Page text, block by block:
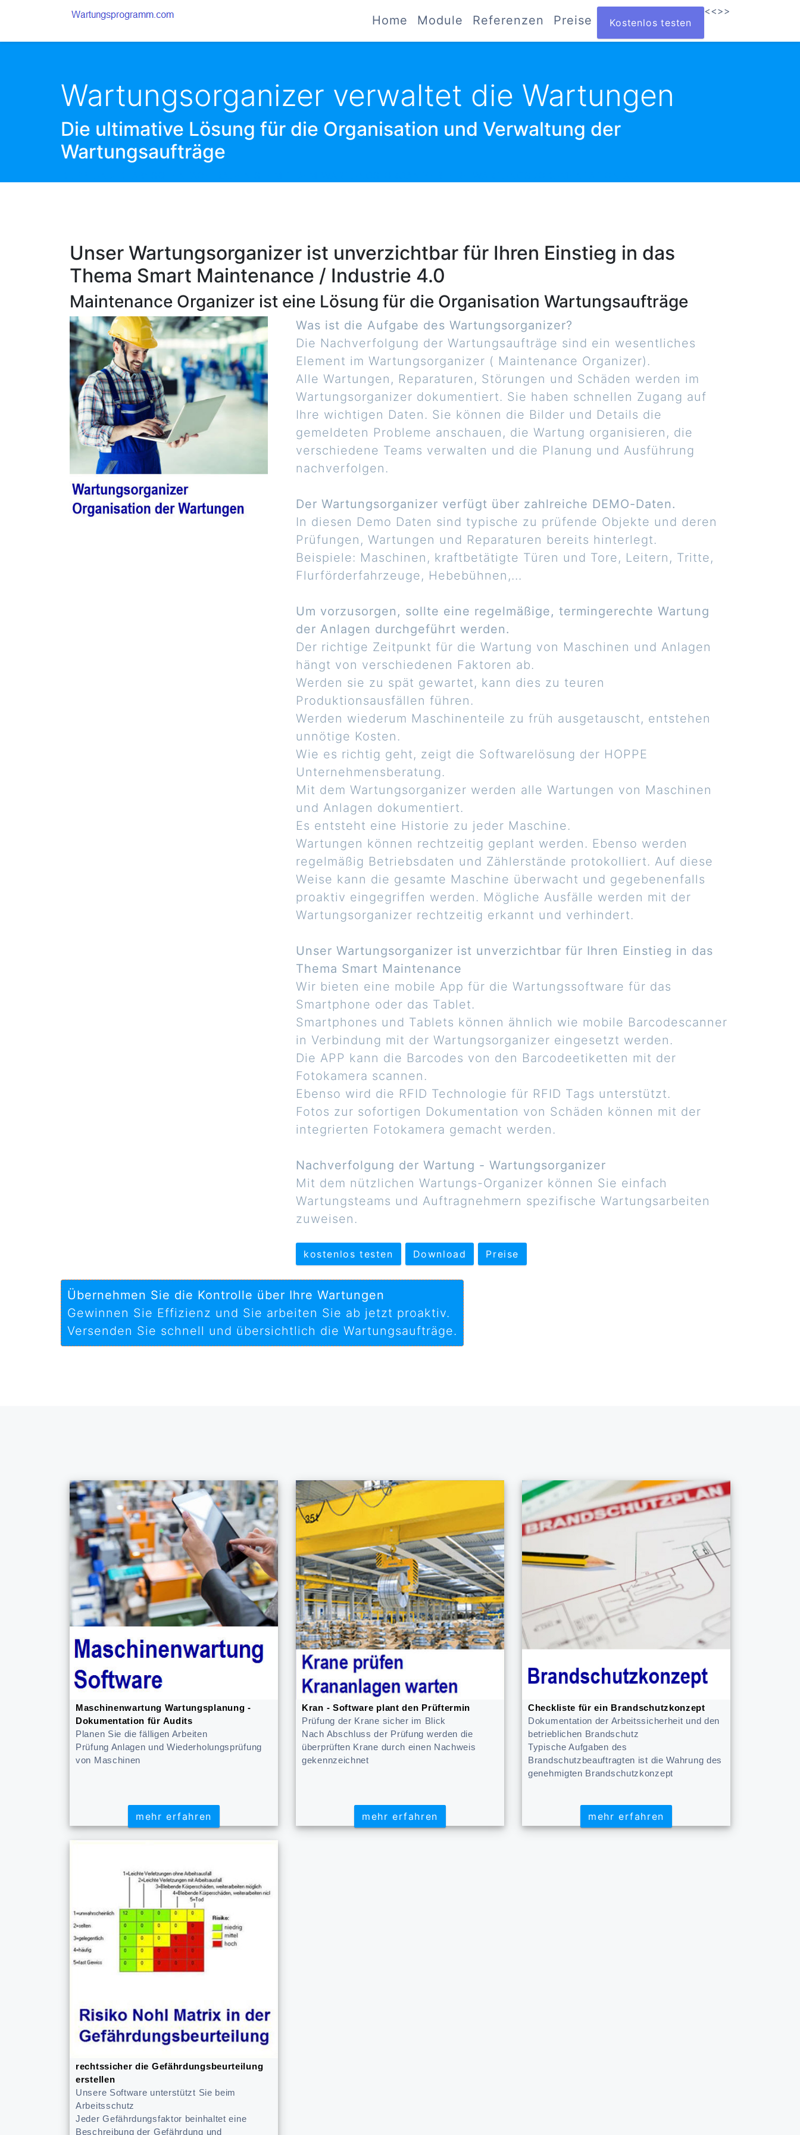
Home Module Referenzen Preise Kostenlos testen
<<>>
Wartungsorganizer verwaltet die Wartungen
Die ultimative Lösung für die Organisation und Verwaltung der
Wartungsaufträge
Unser Wartungsorganizer ist unverzichtbar für Ihren Einstieg in das
Thema Smart Maintenance / Industrie 4.0
Maintenance Organizer ist eine Lösung für die Organisation Wartungsaufträge
Was ist die Aufgabe des Wartungsorganizer?
Die Nachverfolgung der Wartungsaufträge sind ein wesentliches
Element im Wartungsorganizer ( Maintenance Organizer).
Alle Wartungen, Reparaturen, Störungen und Schäden werden im
Wartungsorganizer dokumentiert. Sie haben schnellen Zugang auf
Ihre wichtigen Daten. Sie können die Bilder und Details die
gemeldeten Probleme anschauen, die Wartung organisieren, die
verschiedene Teams verwalten und die Planung und Ausführung
nachverfolgen.
Der Wartungsorganizer verfügt über zahlreiche DEMO-Daten.
In diesen Demo Daten sind typische zu prüfende Objekte und deren
Prüfungen, Wartungen und Reparaturen bereits hinterlegt.
Beispiele: Maschinen, kraftbetätigte Türen und Tore, Leitern, Tritte,
Flurförderfahrzeuge, Hebebühnen,...
Um vorzusorgen, sollte eine regelmäßige, termingerechte Wartung
der Anlagen durchgeführt werden.
Der richtige Zeitpunkt für die Wartung von Maschinen und Anlagen
hängt von verschiedenen Faktoren ab.
Werden sie zu spät gewartet, kann dies zu teuren
Produktionsausfällen führen.
Werden wiederum Maschinenteile zu früh ausgetauscht, entstehen
unnötige Kosten.
Wie es richtig geht, zeigt die Softwarelösung der HOPPE
Unternehmensberatung.
Mit dem Wartungsorganizer werden alle Wartungen von Maschinen
und Anlagen dokumentiert.
Es entsteht eine Historie zu jeder Maschine.
Wartungen können rechtzeitig geplant werden. Ebenso werden
regelmäßig Betriebsdaten und Zählerstände protokolliert. Auf diese
Weise kann die gesamte Maschine überwacht und gegebenenfalls
proaktiv eingegriffen werden. Mögliche Ausfälle werden mit der
Wartungsorganizer rechtzeitig erkannt und verhindert.
Unser Wartungsorganizer ist unverzichtbar für Ihren Einstieg in das
Thema Smart Maintenance
Wir bieten eine mobile App für die Wartungssoftware für das
Smartphone oder das Tablet.
Smartphones und Tablets können ähnlich wie mobile Barcodescanner
in Verbindung mit der Wartungsorganizer eingesetzt werden.
Die APP kann die Barcodes von den Barcodeetiketten mit der
Fotokamera scannen.
Ebenso wird die RFID Technologie für RFID Tags unterstützt.
Fotos zur sofortigen Dokumentation von Schäden können mit der
integrierten Fotokamera gemacht werden.
Nachverfolgung der Wartung - Wartungsorganizer
Mit dem nützlichen Wartungs-Organizer können Sie einfach
Wartungsteams und Auftragnehmern spezifische Wartungsarbeiten
zuweisen.
kostenlos testen Download Preise
Übernehmen Sie die Kontrolle über Ihre Wartungen
Gewinnen Sie Effizienz und Sie arbeiten Sie ab jetzt proaktiv.
Versenden Sie schnell und übersichtlich die Wartungsaufträge.
Maschinenwartung Wartungsplanung -
Dokumentation für Audits
Planen Sie die fälligen Arbeiten
Prüfung Anlagen und Wiederholungsprüfung
von Maschinen
mehr erfahren
mehr erfahren
Kran - Software plant den Prüftermin
Prüfung der Krane sicher im Blick
Nach Abschluss der Prüfung werden die
überprüften Krane durch einen Nachweis
gekennzeichnet
mehr erfahren
mehr erfahren
Checkliste für ein Brandschutzkonzept
Dokumentation der Arbeitssicherheit und den
betrieblichen Brandschutz
Typische Aufgaben des
Brandschutzbeauftragten ist die Wahrung des
genehmigten Brandschutzkonzept
mehr erfahren
mehr erfahren
rechtssicher die Gefährdungsbeurteilung
erstellen
Unsere Software unterstützt Sie beim
Arbeitsschutz
Jeder Gefährdungsfaktor beinhaltet eine
Beschreibung der Gefährdung und